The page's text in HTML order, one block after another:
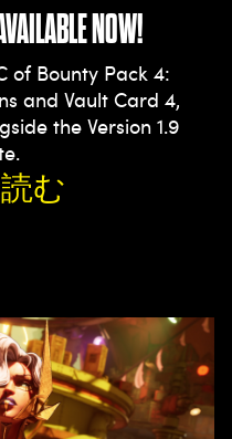
NOW!
of Bounty Pack 4:
and Vault Card 4,
the Version 1.9
む